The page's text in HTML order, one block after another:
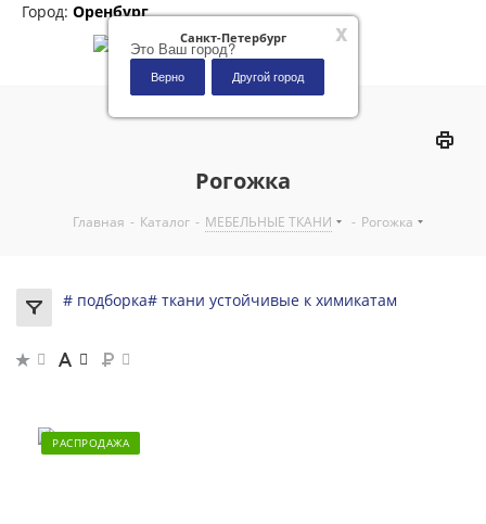
x
Санкт-Петербург
Это Ваш город?
Верно Другой город
Город: Оренбург
Рогожка
Главная - Каталог - МЕБЕЛЬНЫЕ ТКАНИ - Рогожка
# подборка# ткани устойчивые к химикатам
РАСПРОДАЖА